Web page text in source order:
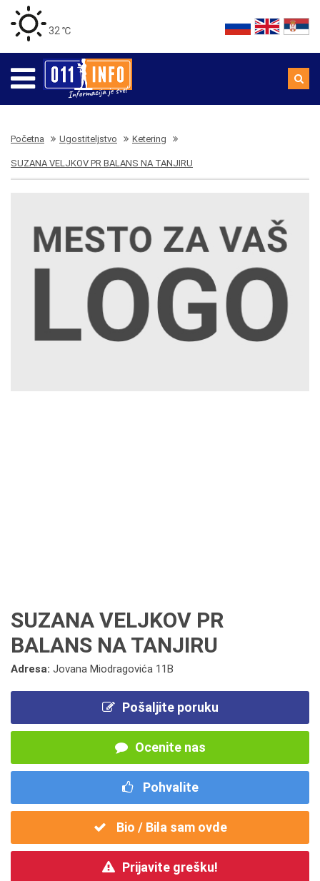
32 ℃
Početna Ugostiteljstvo Ketering
SUZANA VELJKOV PR BALANS NA TANJIRU
SUZANA VELJKOV PR
BALANS NA TANJIRU
Adresa: Jovana Miodragovića 11B
Pošaljite poruku
Ocenite nas
Pohvalite
Bio / Bila sam ovde
Prijavite grešku!